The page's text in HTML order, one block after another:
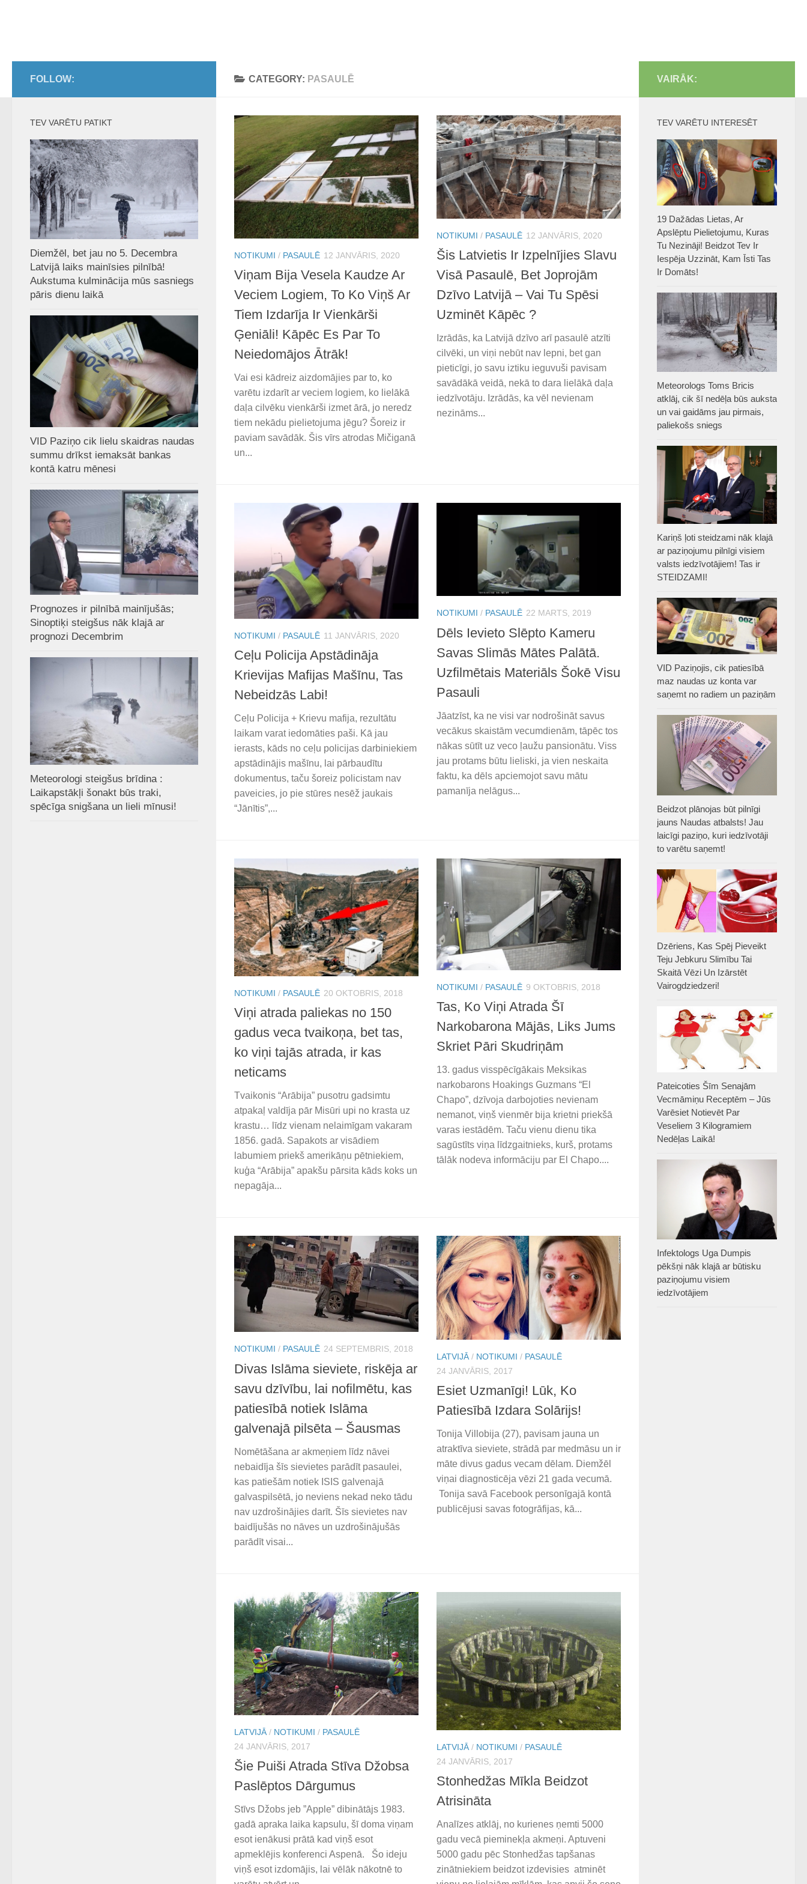
CATEGORY: PASAULĒ
NOTIKUMI / PASAULĒ 12 JANVĀRIS, 2020
Viņam Bija Vesela Kaudze Ar
Veciem Logiem, To Ko Viņš Ar
Tiem Izdarīja Ir Vienkārši
Ģeniāli! Kāpēc Es Par To
Neiedomājos Ātrāk!
Vai esi kādreiz aizdomājies par to, ko
varētu izdarīt ar veciem logiem, ko lielākā
daļa cilvēku vienkārši izmet ārā, jo neredz
tiem nekādu pielietojuma jēgu? Šoreiz ir
paviam savādāk. Šis vīrs atrodas Mičiganā
un...
NOTIKUMI / PASAULĒ 12 JANVĀRIS, 2020
Šis Latvietis Ir Izpelnījies Slavu
Visā Pasaulē, Bet Joprojām
Dzīvo Latvijā – Vai Tu Spēsi
Uzminēt Kāpēc ?
Izrādās, ka Latvijā dzīvo arī pasaulē atzīti
cilvēki, un viņi nebūt nav lepni, bet gan
pieticīgi, jo savu iztiku ieguvuši pavisam
savādākā veidā, nekā to dara lielākā daļa
iedzīvotāju. Izrādās, ka vēl nevienam
nezināms...
NOTIKUMI / PASAULĒ 11 JANVĀRIS, 2020
Ceļu Policija Apstādināja
Krievijas Mafijas Mašīnu, Tas
Nebeidzās Labi!
Ceļu Policija + Krievu mafija, rezultātu
laikam varat iedomāties paši. Kā jau
ierasts, kāds no ceļu policijas darbiniekiem
apstādinājis mašīnu, lai pārbaudītu
dokumentus, taču šoreiz policistam nav
paveicies, jo pie stūres nesēž jaukais
“Jānītis”,...
NOTIKUMI / PASAULĒ 22 MARTS, 2019
Dēls Ievieto Slēpto Kameru
Savas Slimās Mātes Palātā.
Uzfilmētais Materiāls Šokē Visu
Pasauli
Jāatzīst, ka ne visi var nodrošināt savus
vecākus skaistām vecumdienām, tāpēc tos
nākas sūtīt uz veco ļaužu pansionātu. Viss
jau protams būtu lieliski, ja vien neskaita
faktu, ka dēls apciemojot savu mātu
pamanīja nelāgus...
NOTIKUMI / PASAULĒ 20 OKTOBRIS, 2018
Viņi atrada paliekas no 150
gadus veca tvaikoņa, bet tas,
ko viņi tajās atrada, ir kas
neticams
Tvaikonis “Arābija” pusotru gadsimtu
atpakaļ valdīja pār Misūri upi no krasta uz
krastu… līdz vienam nelaimīgam vakaram
1856. gadā. Sapakots ar visādiem
labumiem priekš amerikāņu pētniekiem,
kuģa “Arābija” apakšu pārsita kāds koks un
nepagāja...
NOTIKUMI / PASAULĒ 9 OKTOBRIS, 2018
Tas, Ko Viņi Atrada Šī
Narkobarona Mājās, Liks Jums
Skriet Pāri Skudriņām
13. gadus visspēcīgākais Meksikas
narkobarons Hoakings Guzmans “El
Chapo”, dzīvoja darbojoties nevienam
nemanot, viņš vienmēr bija krietni priekšā
varas iestādēm. Taču vienu dienu tika
sagūstīts viņa līdzgaitnieks, kurš, protams
tālāk nodeva informāciju par El Chapo....
NOTIKUMI / PASAULĒ 24 SEPTEMBRIS, 2018
Divas Islāma sieviete, riskēja ar
savu dzīvību, lai nofilmētu, kas
patiesībā notiek Islāma
galvenajā pilsēta – Šausmas
Nomētāšana ar akmeņiem līdz nāvei
nebaidīja šīs sievietes parādīt pasaulei,
kas patiešām notiek ISIS galvenajā
galvaspilsētā, jo neviens nekad neko tādu
nav uzdrošinājies darīt. Šīs sievietes nav
baidījušās no nāves un uzdrošinājušās
parādīt visai...
LATVIJĀ / NOTIKUMI / PASAULĒ
24 JANVĀRIS, 2017
Esiet Uzmanīgi! Lūk, Ko
Patiesībā Izdara Solārijs!
Tonija Villobija (27), pavisam jauna un
atraktīva sieviete, strādā par medmāsu un ir
māte divus gadus vecam dēlam. Diemžēl
viņai diagnosticēja vēzi 21 gada vecumā.
Tonija savā Facebook personīgajā kontā
publicējusi savas fotogrāfijas, kā...
LATVIJĀ / NOTIKUMI / PASAULĒ
24 JANVĀRIS, 2017
Šie Puiši Atrada Stīva Džobsa
Paslēptos Dārgumus
Stīvs Džobs jeb ”Apple” dibinātājs 1983.
gadā apraka laika kapsulu, šī doma viņam
esot ienākusi prātā kad viņš esot
apmeklējis konferenci Aspenā. Šo ideju
viņš esot izdomājis, lai vēlāk nākotnē to
LATVIJĀ / NOTIKUMI / PASAULĒ
24 JANVĀRIS, 2017
Stonhedžas Mīkla Beidzot
Atrisināta
Analīzes atklāj, no kurienes ņemti 5000
gadu vecā pieminekļa akmeņi. Aptuveni
5000 gadu pēc Stonhedžas tapšanas
zinātniekiem beidzot izdevisies atminēt
FOLLOW:
TEV VARĒTU PATIKT
Diemžēl, bet jau no 5. Decembra
Latvijā laiks mainīsies pilnībā!
Aukstuma kulminācija mūs sasniegs
pāris dienu laikā
VID Paziņo cik lielu skaidras naudas
summu drīkst iemaksāt bankas
kontā katru mēnesi
Prognozes ir pilnībā mainījušās;
Sinoptiķi steigšus nāk klajā ar
prognozi Decembrim
Meteorologi steigšus brīdina :
Laikapstākļi šonakt būs traki,
spēcīga snigšana un lieli mīnusi!
VAIRĀK:
TEV VARĒTU INTERESĒT
19 Dažādas Lietas, Ar
Apslēptu Pielietojumu, Kuras
Tu Nezināji! Beidzot Tev Ir
Iespēja Uzzināt, Kam Īsti Tas
Ir Domāts!
Meteorologs Toms Bricis
atklāj, cik šī nedēļa būs auksta
un vai gaidāms jau pirmais,
paliekošs sniegs
Kariņš ļoti steidzami nāk klajā
ar paziņojumu pilnīgi visiem
valsts iedzīvotājiem! Tas ir
STEIDZAMI!
VID Paziņojis, cik patiesībā
maz naudas uz konta var
saņemt no radiem un paziņām
Beidzot plānojas būt pilnīgi
jauns Naudas atbalsts! Jau
laicīgi paziņo, kuri iedzīvotāji
to varētu saņemt!
Dzēriens, Kas Spēj Pieveikt
Teju Jebkuru Slimību Tai
Skaitā Vēzi Un Izārstēt
Vairogdziedzeri!
Pateicoties Šīm Senajām
Vecmāmiņu Receptēm – Jūs
Varēsiet Notievēt Par
Veseliem 3 Kilogramiem
Nedēļas Laikā!
Infektologs Uga Dumpis
pēkšņi nāk klajā ar būtisku
paziņojumu visiem
iedzīvotājiem